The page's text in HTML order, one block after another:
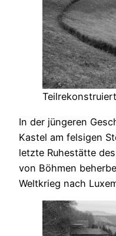
In der jüngeren
Kastel am felsigen
letzte Ruhestätte
von Böhmen
Weltkrieg nach